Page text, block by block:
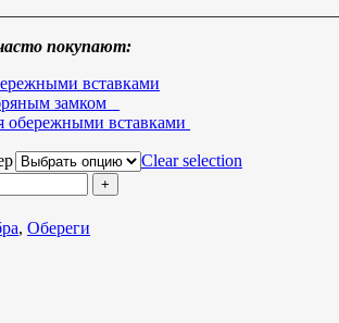
покупают:
вставками
замком
обережными вставками
Clear selection
, Обереги